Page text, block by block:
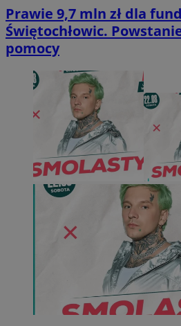
Prawie 9,7 mln zł dla
Świętochłowic.
pomocy